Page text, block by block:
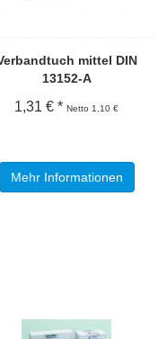
mittel DIN
13152-A
1,31 € * Netto 1,10 €
Mehr Informationen